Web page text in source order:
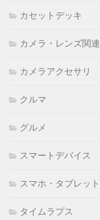
カセットデッキ
カメラ・レンズ関連
カメラアクセサリ
クルマ
グルメ
スマートデバイス
スマホ・タブレット
タイムラプス